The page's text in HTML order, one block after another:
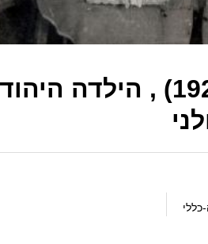
אירית רומנו קופר ז"ל ( 1929-2021) , הילדה